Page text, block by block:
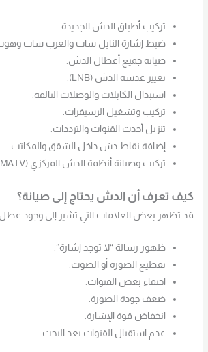
تركيب أطباق الدش الجديدة.
ضبط إشارة النايل سات والعرب سات وهوت
صيانة جميع أعطال الدش.
تغيير عدسة الدش (LNB).
استبدال الكابلات والوصلات التالفة.
تركيب وتشغيل الرسيفرات.
تنزيل أحدث القنوات والترددات.
إضافة نقاط دش داخل الشقق والمكاتب.
تركيب وصيانة أنظمة الدش المركزي (SMATV).
كيف تعرف أن الدش يحتاج إلى صيانة؟
قد تظهر بعض العلامات التي تشير إلى وجود
ظهور رسالة “لا توجد إشارة”.
تقطيع الصورة أو الصوت.
اختفاء بعض القنوات.
ضعف جودة الصورة.
انخفاض قوة الإشارة.
عدم استقبال القنوات بعد البحث.